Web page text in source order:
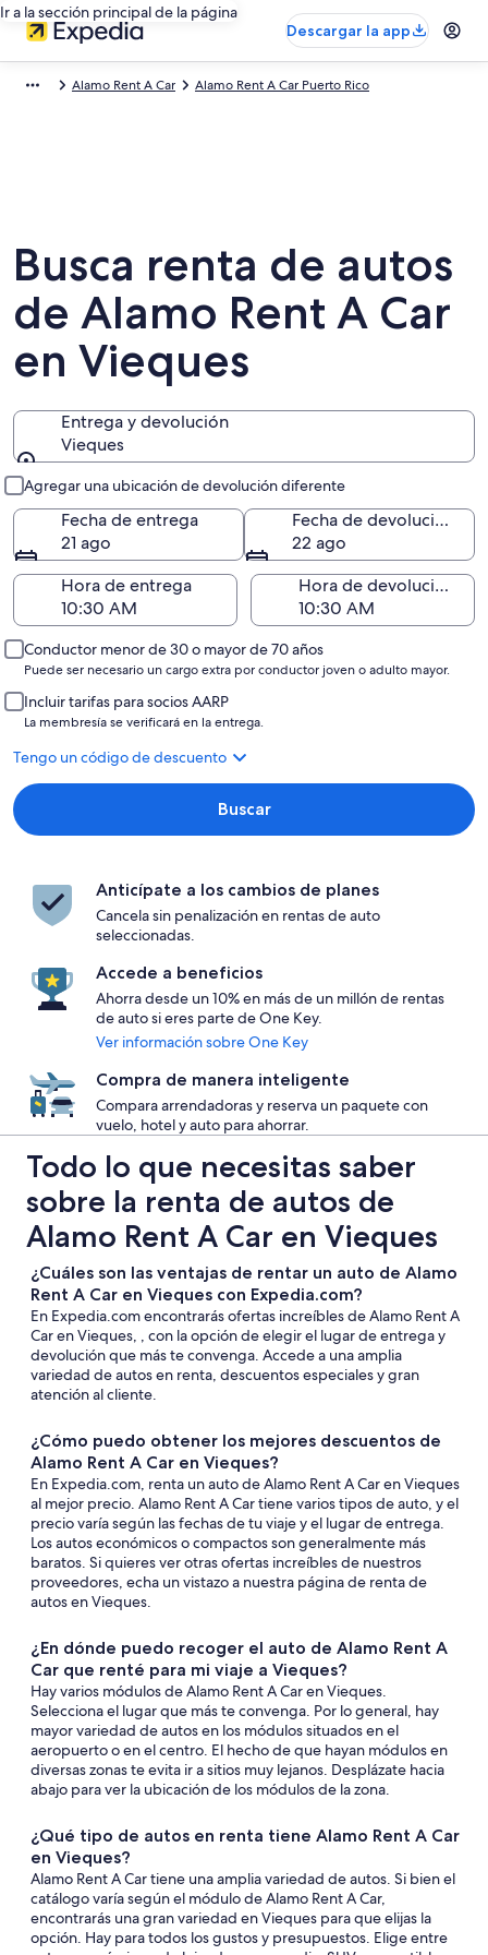
Ir a la sección principal de la página
Descargar la app
Alamo Rent A Car Alamo Rent A Car Puerto Rico
Busca renta de autos
de Alamo Rent A Car
en Vieques
Entrega y devolución
Vieques
Agregar una ubicación de devolución diferente
Fecha de entrega
21 ago
Fecha de devolución
22 ago
Hora de entrega
Hora de devolución
Conductor menor de 30 o mayor de 70 años
Puede ser necesario un cargo extra por conductor joven o adulto mayor.
Incluir tarifas para socios AARP
La membresía se verificará en la entrega.
Tengo un código de descuento
Buscar
Anticípate a los cambios de planes
Cancela sin penalización en rentas de auto
seleccionadas.
Accede a beneficios
Ahorra desde un 10% en más de un millón de rentas
de auto si eres parte de One Key.
Ver información sobre One Key
Compra de manera inteligente
Compara arrendadoras y reserva un paquete con
vuelo, hotel y auto para ahorrar.
Todo lo que necesitas saber
sobre la renta de autos de
Alamo Rent A Car en Vieques
¿Cuáles son las ventajas de rentar un auto de Alamo
Rent A Car en Vieques con Expedia.com?
En Expedia.com encontrarás ofertas increíbles de Alamo Rent A
Car en Vieques, , con la opción de elegir el lugar de entrega y
devolución que más te convenga. Accede a una amplia
variedad de autos en renta, descuentos especiales y gran
atención al cliente.
¿Cómo puedo obtener los mejores descuentos de
Alamo Rent A Car en Vieques?
En Expedia.com, renta un auto de Alamo Rent A Car en Vieques
al mejor precio. Alamo Rent A Car tiene varios tipos de auto, y el
precio varía según las fechas de tu viaje y el lugar de entrega.
Los autos económicos o compactos son generalmente más
baratos. Si quieres ver otras ofertas increíbles de nuestros
proveedores, echa un vistazo a nuestra página de renta de
autos en Vieques.
¿En dónde puedo recoger el auto de Alamo Rent A
Car que renté para mi viaje a Vieques?
Hay varios módulos de Alamo Rent A Car en Vieques.
Selecciona el lugar que más te convenga. Por lo general, hay
mayor variedad de autos en los módulos situados en el
aeropuerto o en el centro. El hecho de que hayan módulos en
diversas zonas te evita ir a sitios muy lejanos. Desplázate hacia
abajo para ver la ubicación de los módulos de la zona.
¿Qué tipo de autos en renta tiene Alamo Rent A Car
en Vieques?
Alamo Rent A Car tiene una amplia variedad de autos. Si bien el
catálogo varía según el módulo de Alamo Rent A Car,
encontrarás una gran variedad en Vieques para que elijas la
opción. Hay para todos los gustos y presupuestos. Elige entre